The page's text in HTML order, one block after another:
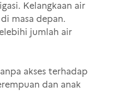
Kelangkaan air
masa depan.
jumlah air
akses terhadap
dan anak